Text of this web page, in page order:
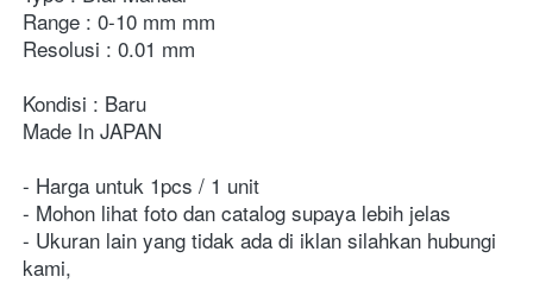
Range : 0-10 mm mm
Resolusi : 0.01 mm
Kondisi : Baru
Made In JAPAN
- Harga untuk 1pcs / 1 unit
- Mohon lihat foto dan catalog supaya lebih jelas
- Ukuran lain yang tidak ada di iklan silahkan hubungi
kami,